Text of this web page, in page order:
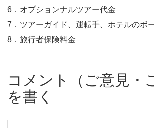
6．オプションナルツアー代金
7．ツアーガイド、運転手、ホテルのボ
8．旅行者保険料金
コメント（ご意見・
を書く